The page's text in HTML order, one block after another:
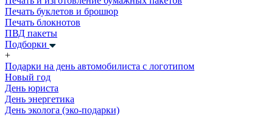
Печать буклетов и брошюр
Печать блокнотов
ПВД пакеты
Подборки
+
Подарки на день автомобилиста с логотипом
Новый год
День юриста
День энергетика
День эколога (эко-подарки)